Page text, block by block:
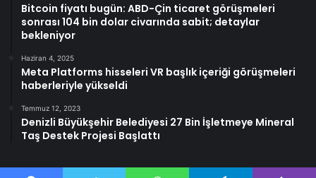
Bitcoin fiyatı bugün: ABD-Çin ticaret görüşmeleri
sonrası 104 bin dolar civarında sabit; detaylar
bekleniyor
Haziran 4, 2025
Meta Platforms hisseleri VR başlık içeriği görüşmeleri
haberleriyle yükseldi
Temmuz 12, 2023
Denizli Büyükşehir Belediyesi 27 Bin İşletmeye Mineral
Taş Destek Projesi Başlattı